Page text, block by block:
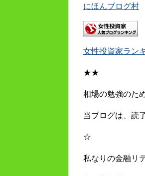
にほんブログ村
女性投資家ラン
★★
相場の勉強のた
当ブログは、読
☆
私なりの金融リ